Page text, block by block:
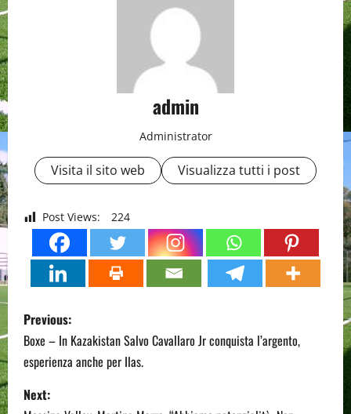
admin
Administrator
Visita il sito web Visualizza tutti i post
Post Views: 224
P
o
s
Previous:
Boxe – In Kazakistan Salvo Cavallaro Jr conquista l’argento,
esperienza anche per Ilas.
Next: